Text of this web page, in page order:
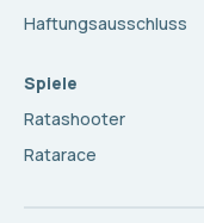
Haftungsausschluss
Spiele
Ratashooter
Ratarace